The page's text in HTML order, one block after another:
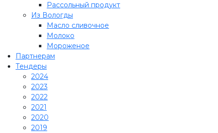
Рассольный продукт
Из Вологды
Масло сливочное
Молоко
Мороженое
Партнерам
Тендеры
2024
2023
2022
2021
2020
2019